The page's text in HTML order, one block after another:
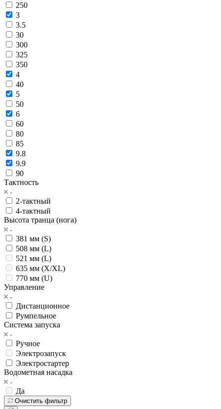
250
3
3.5
30
300
325
350
4
40
5
50
6
60
80
85
9.8
9.9
90
Тактность
2-тактный
4-тактный
Высота транца (нога)
381 мм (S)
508 мм (L)
521 мм (L)
635 мм (X/XL)
770 мм (U)
Управление
Дистанционное
Румпельное
Система запуска
Ручное
Электрозапуск
Электростартер
Водометная насадка
Да
Очистить фильтр